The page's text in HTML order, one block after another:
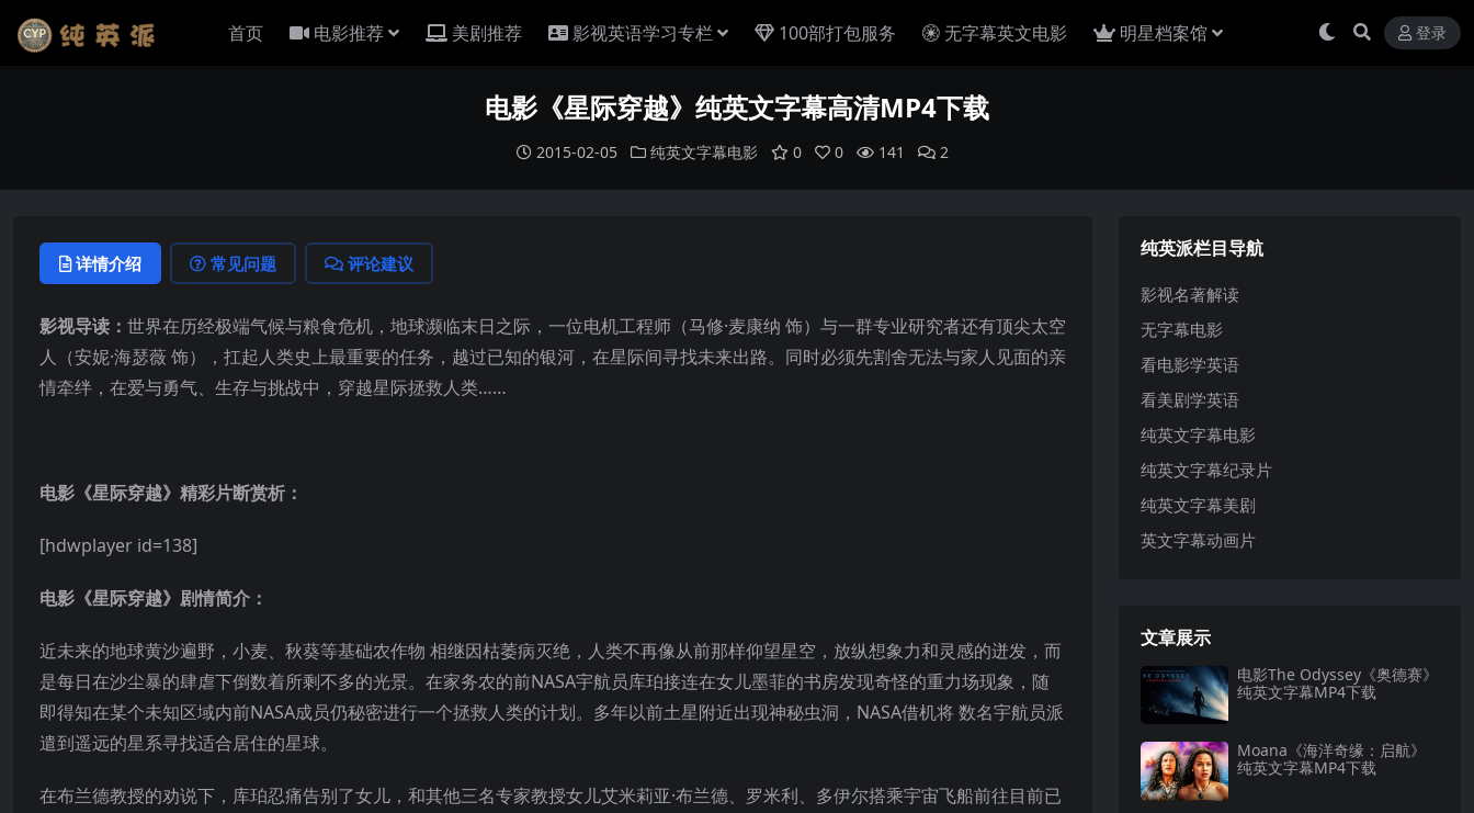
首页 电影推荐 美剧推荐 影视英语学习专栏 100部打包服务 无字幕英文电影 明星档案馆 登录
电影《星际穿越》纯英文字幕高清MP4下载
2015-02-05 纯英文字幕电影 0 0 141 2
详情介绍 常见问题 评论建议
影视导读： 世界在历经极端气候与粮食危机，地球濒临末日之际，一位电机工程师（马修·麦康纳 饰）与一群专业研究者还有顶尖太空
人（安妮·海瑟薇 饰），扛起人类史上最重要的任务，越过已知的银河，在星际间寻找未来出路。同时必须先割舍无法与家人见面的亲
情牵绊，在爱与勇气、生存与挑战中，穿越星际拯救人类……
电影《星际穿越》精彩片断赏析：
[hdwplayer id=138]
电影《星际穿越》剧情简介：
近未来的地球黄沙遍野，小麦、秋葵等基础农作物 相继因枯萎病灭绝，人类不再像从前那样仰望星空，放纵想象力和灵感的迸发，而
是每日在沙尘暴的肆虐下倒数着所剩不多的光景。在家务农的前NASA宇航员库珀接连在女儿墨菲的书房发现奇怪的重力场现象，随
即得知在某个未知区域内前NASA成员仍秘密进行一个拯救人类的计划。多年以前土星附近出现神秘虫洞，NASA借机将 数名宇航员派
遣到遥远的星系寻找适合居住的星球。
在布兰德教授的劝说下，库珀忍痛告别了女儿，和其他三名专家教授女儿艾米莉亚·布兰德、罗米利、多伊尔搭乘宇宙飞船前往目前已
纯英派栏目导航
影视名著解读
无字幕电影
看电影学英语
看美剧学英语
纯英文字幕电影
纯英文字幕纪录片
纯英文字幕美剧
英文字幕动画片
文章展示
电影The Odyssey《奥德赛》
纯英文字幕MP4下载
Moana《海洋奇缘：启航》
纯英文字幕MP4下载